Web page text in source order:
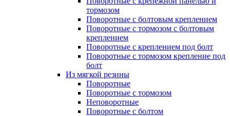
тормозом
Поворотные с болтовым креплением
Поворотные с тормозом с болтовым
креплением
Поворотные с креплением под болт
Поворотные с тормозом крепление под
болт
Из мягкой резины
Поворотные
Поворотные с тормозом
Неповоротные
Поворотные с болтом